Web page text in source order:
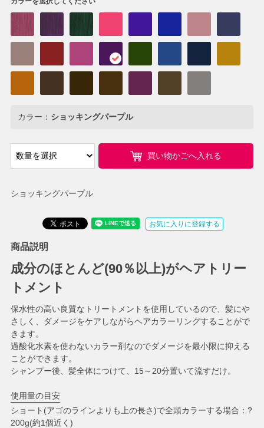
ショッキングパープル
カラー： ショッキングパープル
買い物かごへ入れる
お気に入りに登録する
商品説明
成分のほとんど(90％以上)がヘアトリー
トメント
保水性の高い良質なトリートメントを使用しているので、髪にや
さしく、ダメージをケアしながらヘアカラーリングすることがで
きます。
過酸化水素を使わないカラー剤なのでダメージを最小限に抑える
ことができます。
シャンプー後、髪全体につけて、15～20分置いて流すだけ。
使用量の目安
ショート(アゴのラインよりも上の長さ)で全頭カラーする場合：?
200g(約1個近く)